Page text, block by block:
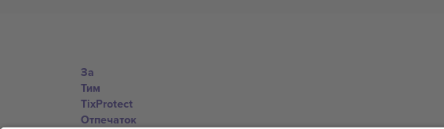
За
Тим
TixProtect
Отпечаток